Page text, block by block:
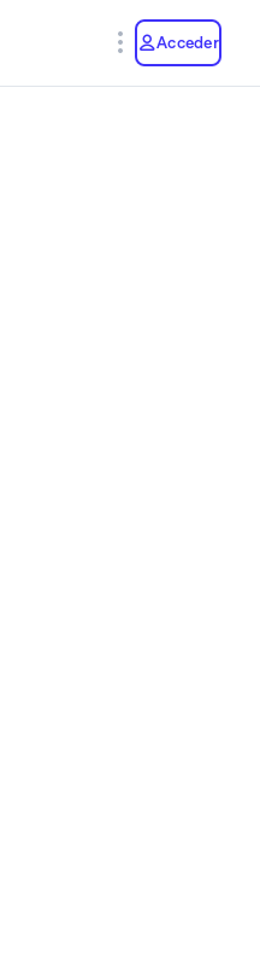
Acceder